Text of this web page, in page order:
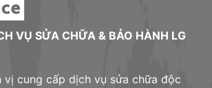
VỤ SỬA CHỮA & BẢO HÀNH LG
vị cung cấp dịch vụ sửa chữa độc